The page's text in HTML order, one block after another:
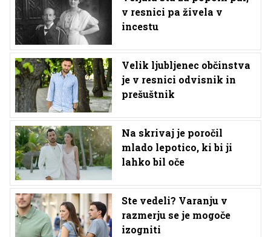
v resnici pa živela v
incestu
Velik ljubljenec občinstva
je v resnici odvisnik in
prešuštnik
Na skrivaj je poročil
mlado lepotico, ki bi ji
lahko bil oče
Ste vedeli? Varanju v
razmerju se je mogoče
izogniti